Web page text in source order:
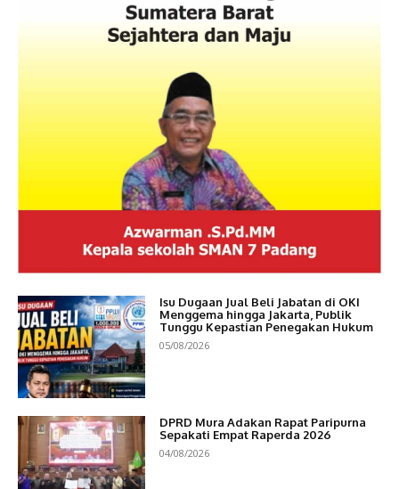
Isu Dugaan Jual Beli Jabatan di OKI
Menggema hingga Jakarta, Publik
Tunggu Kepastian Penegakan Hukum
05/08/2026
DPRD Mura Adakan Rapat Paripurna
Sepakati Empat Raperda 2026
04/08/2026